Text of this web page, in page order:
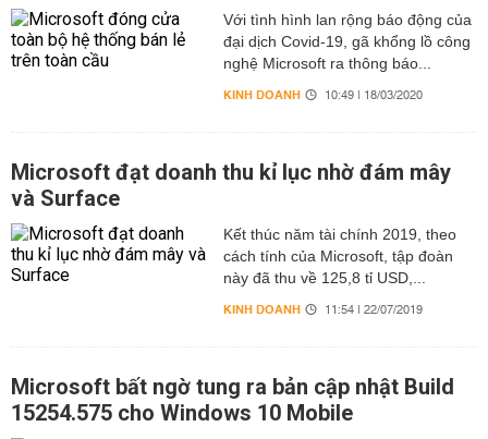
Với tình hình lan rộng báo động của
đại dịch Covid-19, gã khổng lồ công
nghệ Microsoft ra thông báo...
KINH DOANH 10:49 | 18/03/2020
Microsoft đạt doanh thu kỉ lục nhờ đám mây
và Surface
Kết thúc năm tài chính 2019, theo
cách tính của Microsoft, tập đoàn
này đã thu về 125,8 tỉ USD,...
KINH DOANH 11:54 | 22/07/2019
Microsoft bất ngờ tung ra bản cập nhật Build
15254.575 cho Windows 10 Mobile